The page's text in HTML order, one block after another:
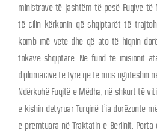
ministrave të jashtëm të pesë Fuqive të
të cilin kërkonin që shqiptarët të
komb më vete dhe që ato të hiqnin
tokave shqiptare. Në fund të misionit
diplomacive të tyre që të mos nguteshin
Ndërkohë Fuqitë e Mëdha, në shkurt të
e kishin detyruar Turqinë t’ia dorëzonte
e premtuara në Traktatin e Berlinit.